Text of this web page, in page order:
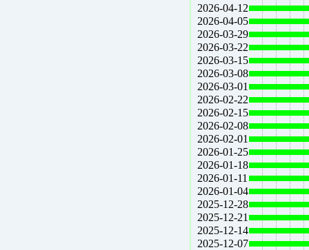
2026-04-12
2026-04-05
2026-03-29
2026-03-22
2026-03-15
2026-03-08
2026-03-01
2026-02-22
2026-02-15
2026-02-08
2026-02-01
2026-01-25
2026-01-18
2026-01-11
2026-01-04
2025-12-28
2025-12-21
2025-12-14
2025-12-07